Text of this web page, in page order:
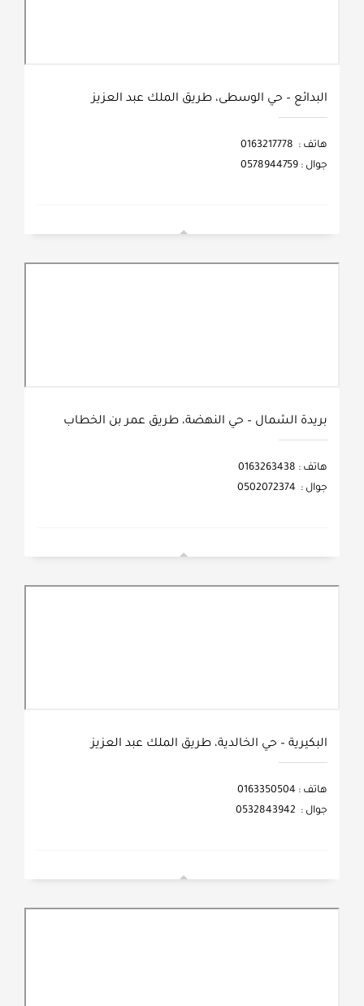
البدائع – حي الوسطى، طريق الملك عبد العزيز
هاتف : 0163217778
جوال : 0578944759
بريدة الشمال – حي النهضة، طريق عمر بن الخطاب
هاتف : 0163263438
جوال : 0502072374
البكيرية – حي الخالدية، طريق الملك عبد العزيز
هاتف : 0163350504
جوال : 0532843942